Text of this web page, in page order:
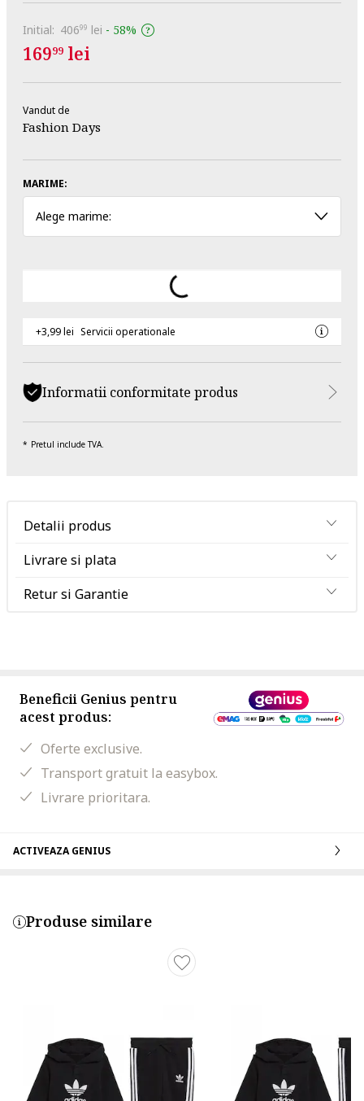
Initial: 40699 lei - 58%
16999 lei
Vandut de
Fashion Days
MARIME:
Alege marime:
+3,99 lei Servicii operationale
Informatii conformitate produs
Pretul include TVA.
Detalii produs
Livrare si plata
Retur si Garantie
Beneficii Genius pentru
acest produs:
Oferte exclusive.
Transport gratuit la easybox.
Livrare prioritara.
ACTIVEAZA GENIUS
Produse similare